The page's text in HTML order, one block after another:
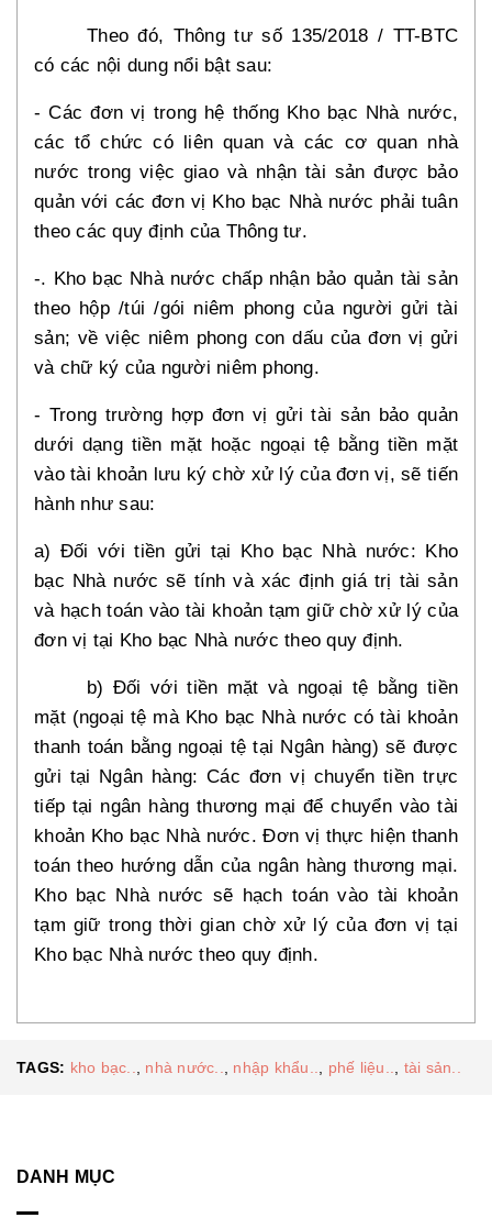
Theo đó, Thông tư số 135/2018 / TT-BTC
có các nội dung nổi bật sau:
- Các đơn vị trong hệ thống Kho bạc Nhà nước,
các tổ chức có liên quan và các cơ quan nhà
nước trong việc giao và nhận tài sản được bảo
quản với các đơn vị Kho bạc Nhà nước phải tuân
theo các quy định của Thông tư.
-. Kho bạc Nhà nước chấp nhận bảo quản tài sản
theo hộp /túi /gói niêm phong của người gửi tài
sản; về việc niêm phong con dấu của đơn vị gửi
và chữ ký của người niêm phong.
- Trong trường hợp đơn vị gửi tài sản bảo quản
dưới dạng tiền mặt hoặc ngoại tệ bằng tiền mặt
vào tài khoản lưu ký chờ xử lý của đơn vị, sẽ tiến
hành như sau:
a) Đối với tiền gửi tại Kho bạc Nhà nước: Kho
bạc Nhà nước sẽ tính và xác định giá trị tài sản
và hạch toán vào tài khoản tạm giữ chờ xử lý của
đơn vị tại Kho bạc Nhà nước theo quy định.
b) Đối với tiền mặt và ngoại tệ bằng tiền
mặt (ngoại tệ mà Kho bạc Nhà nước có tài khoản
thanh toán bằng ngoại tệ tại Ngân hàng) sẽ được
gửi tại Ngân hàng: Các đơn vị chuyển tiền trực
tiếp tại ngân hàng thương mại để chuyển vào tài
khoản Kho bạc Nhà nước. Đơn vị thực hiện thanh
toán theo hướng dẫn của ngân hàng thương mại.
Kho bạc Nhà nước sẽ hạch toán vào tài khoản
tạm giữ trong thời gian chờ xử lý của đơn vị tại
Kho bạc Nhà nước theo quy định.
TAGS: kho bạc.. nhà nước.. nhập khẩu.. phế liệu.. tài sản..
DANH MỤC